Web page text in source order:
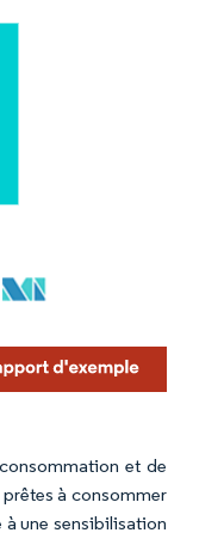
et de
à consommer
une sensibilisation